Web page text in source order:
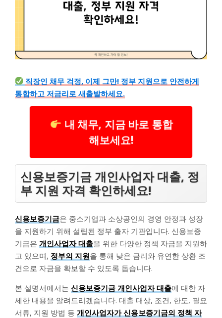
직장인 채무 걱정, 이제 그만! 정부 지원으로 안전하게
통합하고 저금리로 새출발하세요.
내 채무, 지금 바로 통합
해보세요!
신용보증기금 개인사업자 대출, 정
부 지원 자격 확인하세요!
신용보증기금은 중소기업과 소상공인의 경영 안정과 성장
을 지원하기 위해 설립된 정부 출자 기관입니다. 신용보증
기금은 개인사업자 대출을 위한 다양한 정책 자금을 지원하
고 있으며, 정부의 지원을 통해 낮은 금리와 유연한 상환 조
건으로 자금을 확보할 수 있도록 돕습니다.
본 설명서에서는 신용보증기금 개인사업자 대출에 대한 자
세한 내용을 알려드리겠습니다. 대출 대상, 조건, 한도, 필요
서류, 지원 방법 등 개인사업자가 신용보증기금의 정책 자